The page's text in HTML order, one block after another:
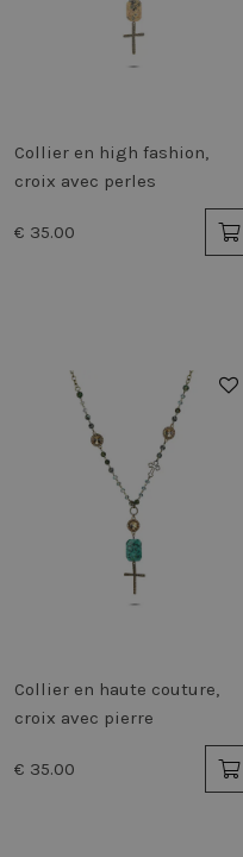
Collier en high fashion,
croix avec perles
€ 35.00
Collier en haute couture,
croix avec pierre
€ 35.00